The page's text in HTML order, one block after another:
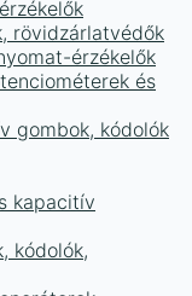
rövidzárlatvédők
érzékelők
és
gombok, kódolók
kapacitív
kódolók,